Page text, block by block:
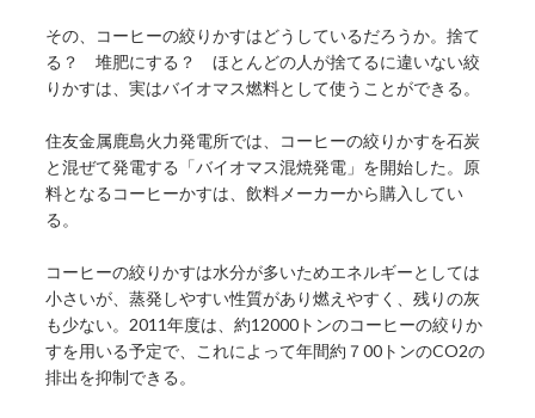
その、コーヒーの絞りかすはどうしているだろうか。捨て
る？ 堆肥にする？ ほとんどの人が捨てるに違いない絞
りかすは、実はバイオマス燃料として使うことができる。
住友金属鹿島火力発電所では、コーヒーの絞りかすを石炭
と混ぜて発電する「バイオマス混焼発電」を開始した。原
料となるコーヒーかすは、飲料メーカーから購入してい
る。
コーヒーの絞りかすは水分が多いためエネルギーとしては
小さいが、蒸発しやすい性質があり燃えやすく、残りの灰
も少ない。2011年度は、約12000トンのコーヒーの絞りか
すを用いる予定で、これによって年間約７00トンのCO2の
排出を抑制できる。